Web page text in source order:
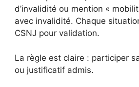
d’invalidité ou mention «
avec invalidité. Chaque
CSNJ pour validation.
La règle est claire : participer
ou justificatif admis.